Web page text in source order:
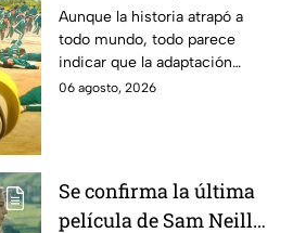
Estados Unidos? Esto
es lo que se sabe al
momento
Aunque la historia atrapó a
todo mundo, todo parece
indicar que la adaptación
podría ser cancelada:
06 agosto, 2026
Se confirma la última
película de Sam Neill